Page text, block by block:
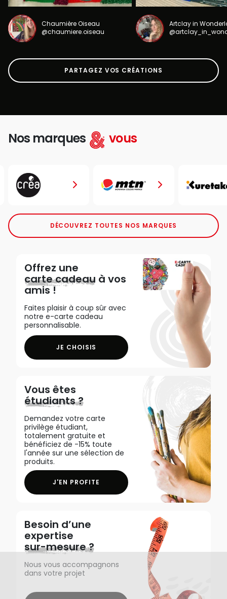
Chaumière Oiseau
@chaumiere.oiseau
Artclay in
PARTAGEZ VOS CRÉATIONS
Nos marques vous
DÉCOUVREZ TOUTES NOS MARQUES
Offrez une
carte cadeau à vos
amis !
Faites plaisir à coup sûr avec
notre e-carte cadeau
personnalisable.
JE CHOISIS
Vous êtes
étudiants ?
Demandez votre carte
privilège étudiant,
totalement gratuite et
bénéficiez de -15% toute
l'année sur une sélection de
produits.
J'EN PROFITE
Besoin d’une
expertise
sur-mesure ?
Nous vous accompagnons
dans votre projet